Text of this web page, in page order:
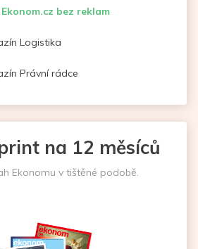
Ekonom.cz bez reklam
Logistika
Právní rádce
na 12 měsíců
Ekonomu v tištěné podobě.